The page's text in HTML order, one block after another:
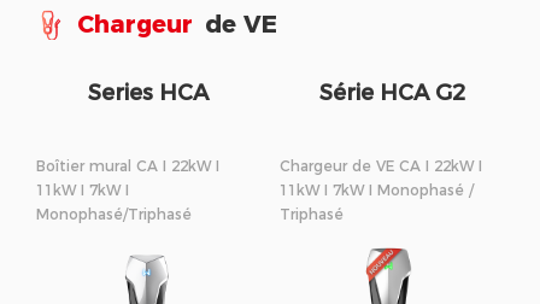
Chargeur de VE
Series HCA
Boîtier mural CA I 22kW I
11kW I 7kW I
Monophasé/Triphasé
Série HCA G2
Chargeur de VE CA I 22kW I
11kW I 7kW I Monophasé /
Triphasé